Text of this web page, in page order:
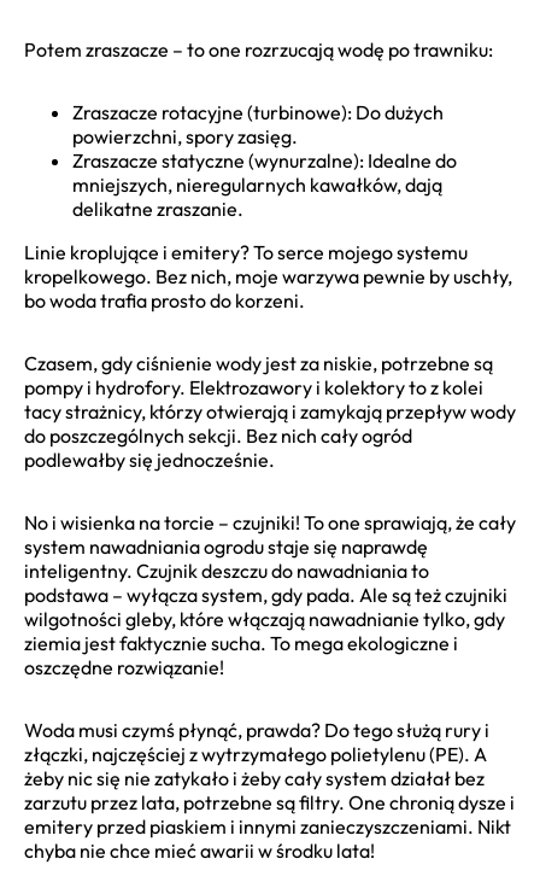
Potem zraszacze – to one rozrzucają wodę po trawniku:
Zraszacze rotacyjne (turbinowe): Do dużych
powierzchni, spory zasięg.
Zraszacze statyczne (wynurzalne): Idealne do
mniejszych, nieregularnych kawałków, dają
delikatne zraszanie.
Linie kroplujące i emitery? To serce mojego systemu
kropelkowego. Bez nich, moje warzywa pewnie by uschły,
bo woda trafia prosto do korzeni.
Czasem, gdy ciśnienie wody jest za niskie, potrzebne są
pompy i hydrofory. Elektrozawory i kolektory to z kolei
tacy strażnicy, którzy otwierają i zamykają przepływ wody
do poszczególnych sekcji. Bez nich cały ogród
podlewałby się jednocześnie.
No i wisienka na torcie – czujniki! To one sprawiają, że cały
system nawadniania ogrodu staje się naprawdę
inteligentny. Czujnik deszczu do nawadniania to
podstawa – wyłącza system, gdy pada. Ale są też czujniki
wilgotności gleby, które włączają nawadnianie tylko, gdy
ziemia jest faktycznie sucha. To mega ekologiczne i
oszczędne rozwiązanie!
Woda musi czymś płynąć, prawda? Do tego służą rury i
złączki, najczęściej z wytrzymałego polietylenu (PE). A
żeby nic się nie zatykało i żeby cały system działał bez
zarzutu przez lata, potrzebne są filtry. One chronią dysze i
emitery przed piaskiem i innymi zanieczyszczeniami. Nikt
chyba nie chce mieć awarii w środku lata!